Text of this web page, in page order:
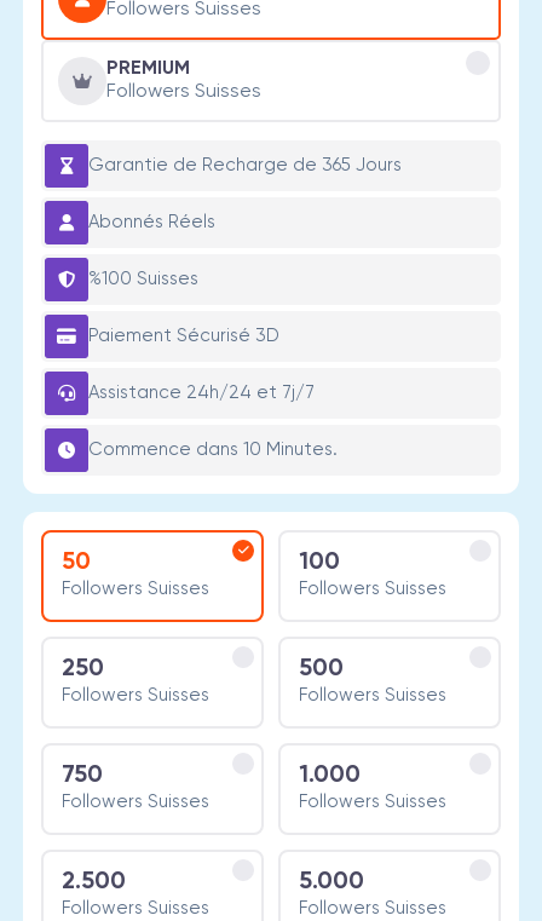
Followers Suisses
PREMIUM
Followers Suisses
Garantie de Recharge de 365 Jours
Abonnés Réels
%100 Suisses
Paiement Sécurisé 3D
Assistance 24h/24 et 7j/7
Commence dans 10 Minutes.
50
Followers Suisses
100
Followers Suisses
250
Followers Suisses
500
Followers Suisses
750
Followers Suisses
1.000
Followers Suisses
2.500
Followers Suisses
5.000
Followers Suisses